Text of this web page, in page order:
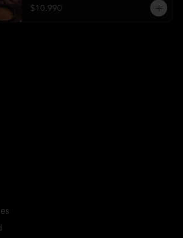
$10.990